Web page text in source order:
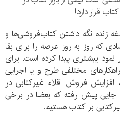
قرار دارد!
زنده نگه داشتن کتاب‌فروشی‌ها و
که روز به روز عرصه را برای بقا
بیشتری پیدا کرده است. برای
مختلفی طرح و یا اجرایی
فروش اقلام غیرکتابی در
جایی پیش رفته که بعضا در برخی
بر کتاب هستیم.